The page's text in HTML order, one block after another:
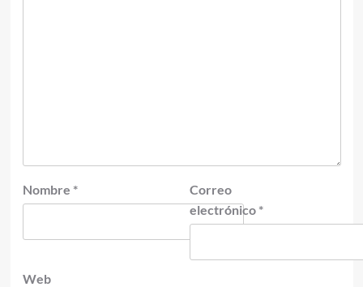
Nombre *
Correo
electrónico *
Web